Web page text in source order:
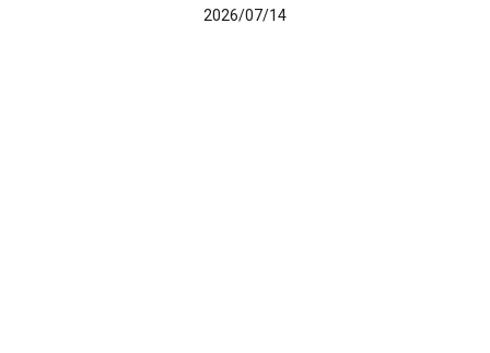
2026/07/14